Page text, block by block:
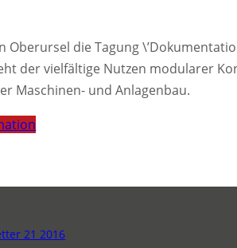
Oberursel die Tagung
der vielfältige Nutzen modularer
Maschinen- und Anlagenbau.
21 2016